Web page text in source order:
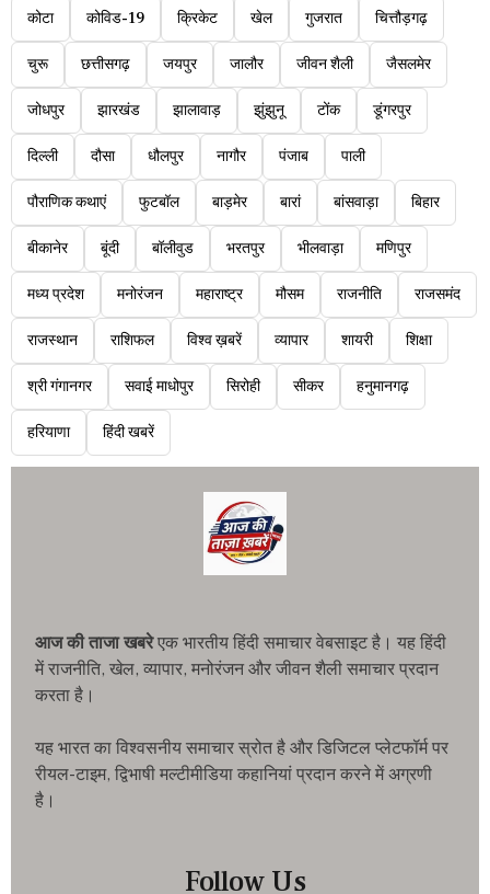
कोटा कोविड-19 क्रिकेट खेल गुजरात चित्तौड़गढ़
चुरू छत्तीसगढ़ जयपुर जालौर जीवन शैली जैसलमेर
जोधपुर झारखंड झालावाड़ झुंझुनू टोंक डूंगरपुर
दिल्ली दौसा धौलपुर नागौर पंजाब पाली
पौराणिक कथाएं फुटबॉल बाड़मेर बारां बांसवाड़ा बिहार
बीकानेर बूंदी बॉलीवुड भरतपुर भीलवाड़ा मणिपुर
मध्य प्रदेश मनोरंजन महाराष्ट्र मौसम राजनीति राजसमंद
राजस्थान राशिफल विश्व ख़बरें व्यापार शायरी शिक्षा
श्री गंगानगर सवाई माधोपुर सिरोही सीकर हनुमानगढ़
हरियाणा हिंदी खबरें
आज की ताजा खबरेएक भारतीय हिंदी समाचार वेबसाइट है। यह हिंदी
में राजनीति, खेल, व्यापार, मनोरंजन और जीवन शैली समाचार प्रदान
करता है।
यह भारत का विश्वसनीय समाचार स्रोत है और डिजिटल प्लेटफॉर्म पर
रीयल-टाइम, द्विभाषी मल्टीमीडिया कहानियां प्रदान करने में अग्रणी
है।
Follow Us